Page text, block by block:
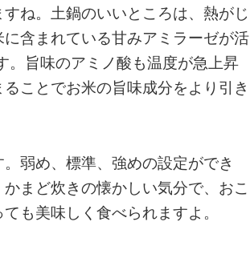
ね。土鍋のいいところは、熱がじ
含まれている甘みアミラーゼが活
旨味のアミノ酸も温度が急上昇
ことでお米の旨味成分をより引き
弱め、標準、強めの設定ができ
まど炊きの懐かしい気分で、おこ
も美味しく食べられますよ。